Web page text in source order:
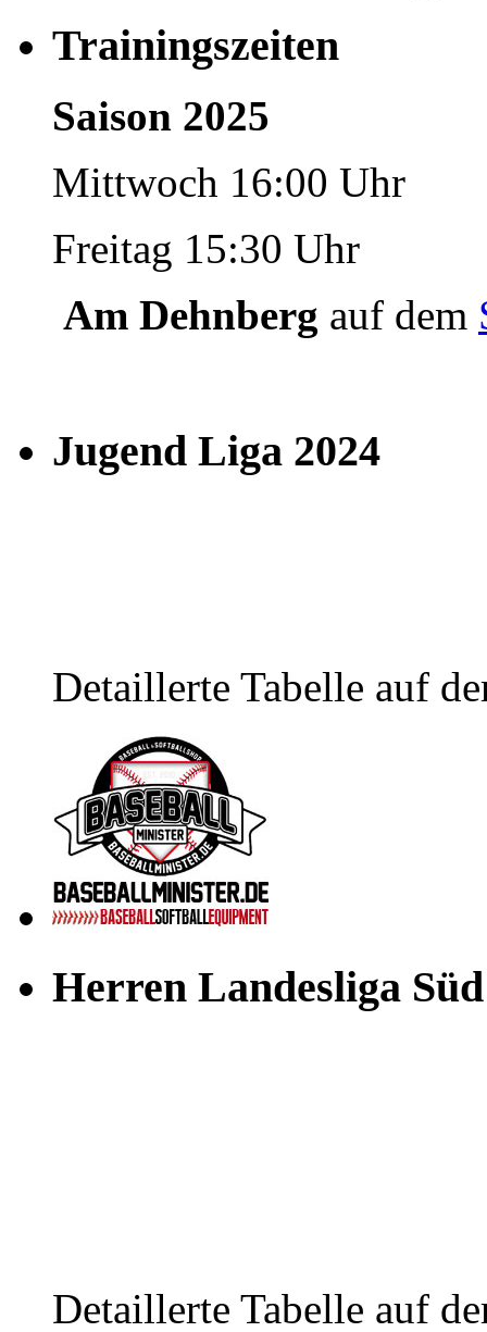
Trainingszeiten
Saison 2025
Mittwoch 16:00 Uhr
Freitag 15:30 Uhr
Am Dehnberg auf dem
Jugend Liga 2024
Detaillerte Tabelle auf
Herren Landesliga
Detaillerte Tabelle auf